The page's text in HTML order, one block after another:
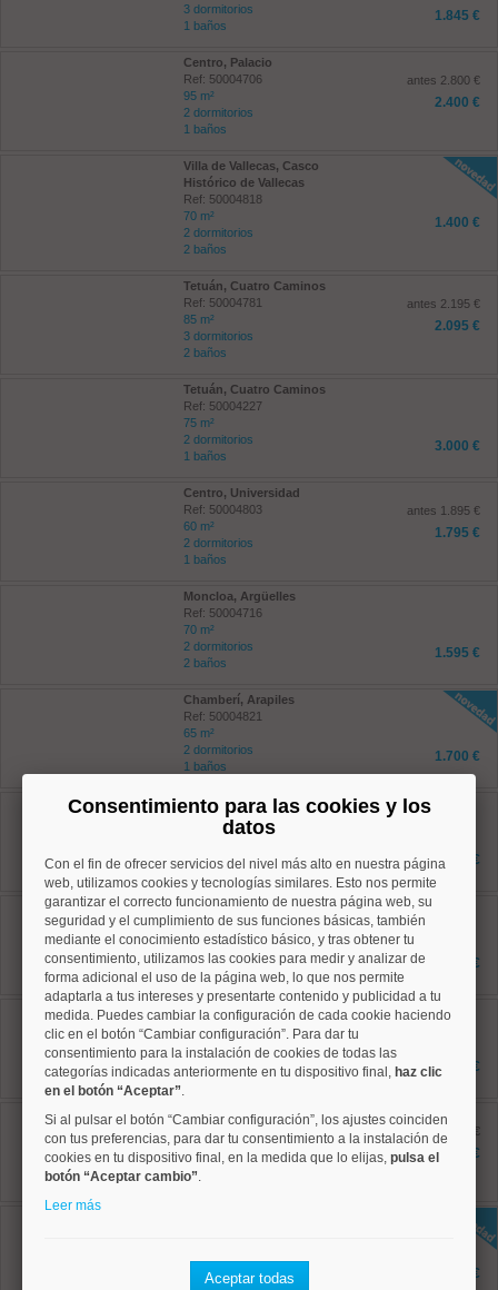
3 dormitorios
1 baños
1.845 €
Centro, Palacio
Ref: 50004706
95 m²
2 dormitorios
1 baños
antes 2.800 €
2.400 €
Villa de Vallecas, Casco
Histórico de Vallecas
Ref: 50004818
70 m²
2 dormitorios
2 baños
1.400 €
Tetuán, Cuatro Caminos
Ref: 50004781
85 m²
3 dormitorios
2 baños
antes 2.195 €
2.095 €
Tetuán, Cuatro Caminos
Ref: 50004227
75 m²
2 dormitorios
1 baños
3.000 €
Centro, Universidad
Ref: 50004803
60 m²
2 dormitorios
1 baños
antes 1.895 €
1.795 €
Moncloa, Argüelles
Ref: 50004716
70 m²
2 dormitorios
2 baños
1.595 €
Chamberí, Arapiles
Ref: 50004821
65 m²
2 dormitorios
1 baños
1.700 €
Centro, Embajadores
Ref: 50004784
1 baños
1.800 €
Retiro, Adelfas
Ref: 50004287
72 m²
2 dormitorios
1 baños
1.600 €
Centro, Palacio
Ref: 50004804
82 m²
1 dormitorios
1 baños
2.000 €
Salamanca, Lista
Ref: 50004726
130 m²
2 dormitorios
2 baños
antes 2.950 €
2.500 €
2 baños
2.100 €
Consentimiento para las cookies y los
datos
Con el fin de ofrecer servicios del nivel más alto en nuestra página
web, utilizamos cookies y tecnologías similares. Esto nos permite
garantizar el correcto funcionamiento de nuestra página web, su
seguridad y el cumplimiento de sus funciones básicas, también
mediante el conocimiento estadístico básico, y tras obtener tu
consentimiento, utilizamos las cookies para medir y analizar de
forma adicional el uso de la página web, lo que nos permite
adaptarla a tus intereses y presentarte contenido y publicidad a tu
medida. Puedes cambiar la configuración de cada cookie haciendo
clic en el botón “Cambiar configuración”. Para dar tu
consentimiento para la instalación de cookies de todas las
categorías indicadas anteriormente en tu dispositivo final, haz clic
en el botón “Aceptar”.
Si al pulsar el botón “Cambiar configuración”, los ajustes coinciden
con tus preferencias, para dar tu consentimiento a la instalación de
cookies en tu dispositivo final, en la medida que lo elijas, pulsa el
botón “Aceptar cambio”.
Leer más
Aceptar todas